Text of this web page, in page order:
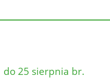
do 25 sierpnia br.